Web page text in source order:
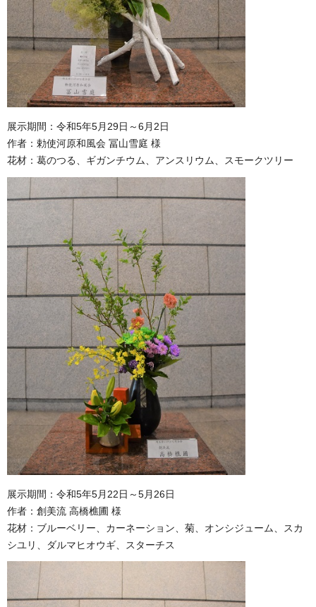
展示期間：令和5年5月29日～6月2日
作者：勅使河原和風会 冨山雪庭 様
花材：葛のつる、ギガンチウム、アンスリウム、スモークツリー
展示期間：令和5年5月22日～5月26日
作者：創美流 高橋樵圃 様
花材：ブルーベリー、カーネーション、菊、オンシジューム、スカ
シユリ、ダルマヒオウギ、スターチス